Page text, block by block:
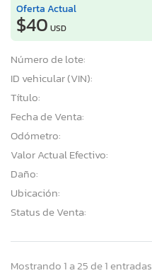
Oferta Actual
$40 USD
Número de lote:
ID vehicular (VIN):
Título:
Fecha de Venta:
Odómetro:
Valor Actual Efectivo:
Daño:
Ubicación:
Status de Venta:
Mostrando 1 a 25 de 1 entradas